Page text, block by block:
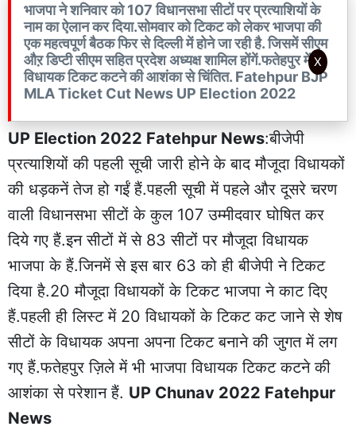
भाजपा ने शनिवार को 107 विधानसभा सीटों पर प्रत्याशियों के
नाम का ऐलान कर दिया.सोमवार को टिकट को लेकर भाजपा की
एक महत्वपूर्ण बैठक फिर से दिल्ली में होने जा रही है. जिसमें सीएम
औऱ डिप्टी सीएम सहित प्रदेश अध्यक्ष शामिल होंगें.फतेहपुर में भी
विधायक टिकट कटने की आशंका से चिंतित. Fatehpur BJP
MLA Ticket Cut News UP Election 2022
UP Election 2022 Fatehpur News:बीजेपी
प्रत्याशियों की पहली सूची जारी होने के बाद मौजूदा विधायकों
की धड़कनें तेज हो गईं हैं.पहली सूची में पहले और दूसरे चरण
वाली विधानसभा सीटों के कुल 107 उम्मीदवार घोषित कर
दिये गए हैं.इन सीटों में से 83 सीटों पर मौजूदा विधायक
भाजपा के हैं.जिनमें से इस बार 63 को ही बीजेपी ने टिकट
दिया है.20 मौजूदा विधायकों के टिकट भाजपा ने काट दिए
हैं.पहली ही लिस्ट में 20 विधायकों के टिकट कट जाने से शेष
सीटों के विधायक अपना अपना टिकट बनाने की जुगत में लग
गए हैं.फतेहपुर ज़िले में भी भाजपा विधायक टिकट कटने की
आशंका से परेशान हैं. UP Chunav 2022 Fatehpur
News
X